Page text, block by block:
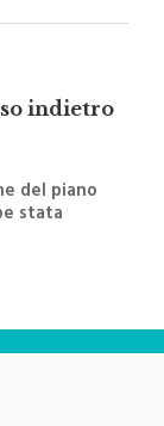
indietro
del piano
stata